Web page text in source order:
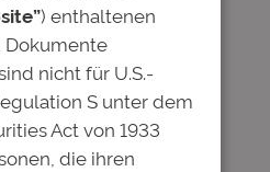
Deutsche Bildung
) enthaltenen
Dokumente
nicht für U.S.-
S unter dem
Act von 1933
die ihren